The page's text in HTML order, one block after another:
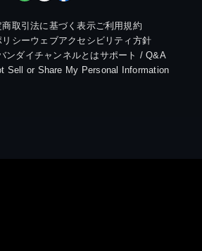
商取引法に基づく表示ご利用規約
リシーウェブアクセシビリティ方針
ンダイチャンネルとはサポート / Q&A
Sell or Share My Personal Information